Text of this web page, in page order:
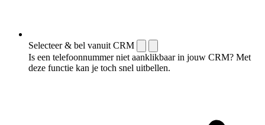
Selecteer & bel vanuit CRM
Is een telefoonnummer niet aanklikbaar in jouw CRM? Met
deze functie kan je toch snel uitbellen.